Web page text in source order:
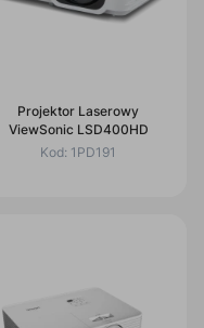
Projektor Laserowy
ViewSonic LSD400HD
Kod: 1PD191